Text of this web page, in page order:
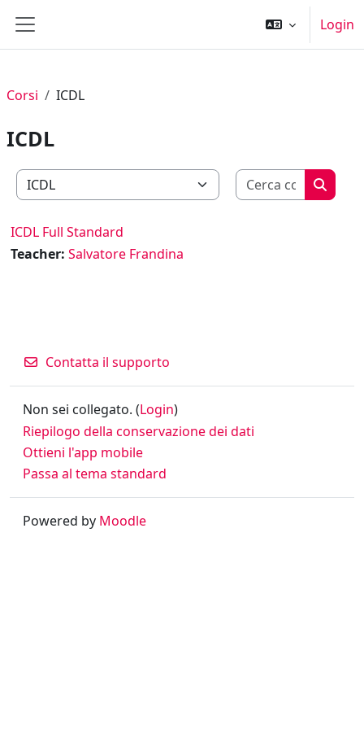
Pannello laterale
Login
Corsi ICDL
ICDL
Categorie di corso
Cerca
Cerca
ICDL Full Standard
Teacher: Salvatore Frandina
Contatta il supporto
Non sei collegato. (Login)
Riepilogo della conservazione dei dati
Ottieni l'app mobile
Passa al tema standard
Powered by Moodle